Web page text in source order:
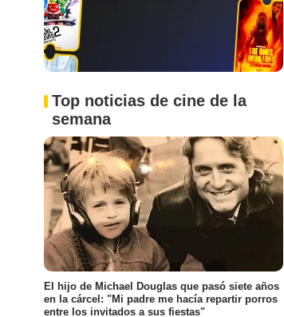
Top noticias de cine de la
semana
El hijo de Michael Douglas que pasó siete años
en la cárcel: "Mi padre me hacía repartir porros
entre los invitados a sus fiestas"